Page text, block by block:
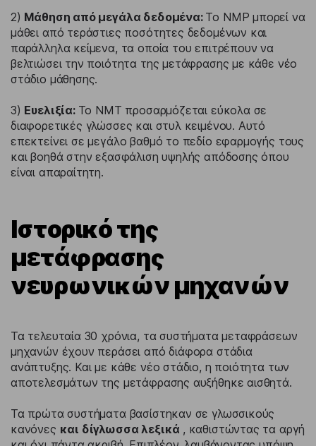
2) Μάθηση από μεγάλα δεδομένα: Το NMP μπορεί να
μάθει από τεράστιες ποσότητες δεδομένων και
παράλληλα κείμενα, τα οποία του επιτρέπουν να
βελτιώσει την ποιότητα της μετάφρασης με κάθε νέο
στάδιο μάθησης.
3) Ευελιξία: Το NMT προσαρμόζεται εύκολα σε
διαφορετικές γλώσσες και στυλ κειμένου. Αυτό
επεκτείνει σε μεγάλο βαθμό το πεδίο εφαρμογής τους
και βοηθά στην εξασφάλιση υψηλής απόδοσης όπου
είναι απαραίτητη.
Ιστορικό της
μετάφρασης
νευρωνικών μηχανών
Τα τελευταία 30 χρόνια, τα συστήματα μεταφράσεων
μηχανών έχουν περάσει από διάφορα στάδια
ανάπτυξης. Και με κάθε νέο στάδιο, η ποιότητα των
αποτελεσμάτων της μετάφρασης αυξήθηκε αισθητά.
Τα πρώτα συστήματα βασίστηκαν σε γλωσσικούς
κανόνες και δίγλωσσα λεξικά , καθιστώντας τα αργή